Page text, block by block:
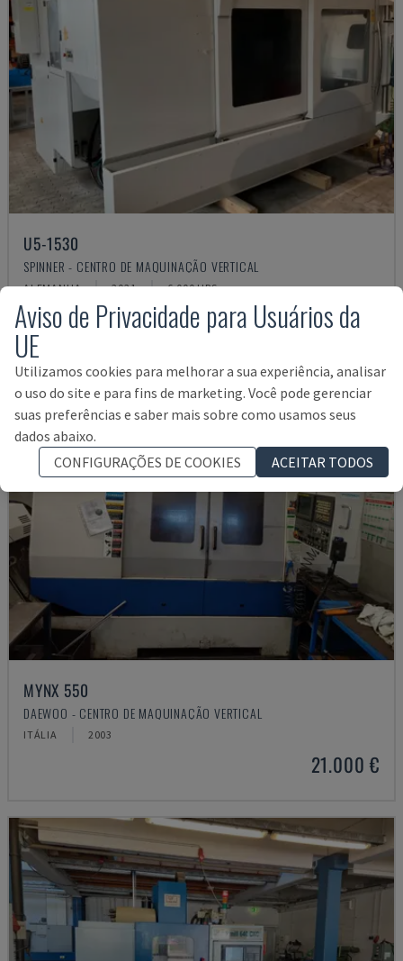
U5-1530
SPINNER - CENTRO DE MAQUINAÇÃO VERTICAL
ALEMANHA 2021 6.000 HRS
145.000 €
MYNX 550
DAEWOO - CENTRO DE MAQUINAÇÃO VERTICAL
ITÁLIA 2003
21.000 €
Aviso de Privacidade para Usuários da
UE
Utilizamos cookies para melhorar a sua experiência, analisar
o uso do site e para fins de marketing. Você pode gerenciar
suas preferências e saber mais sobre como usamos seus
dados abaixo.
CONFIGURAÇÕES DE COOKIES
ACEITAR TODOS